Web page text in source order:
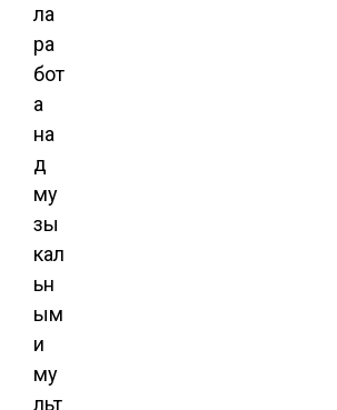
ла
ра
бот
а
на
д
му
зы
кал
ьн
ым
и
му
льт